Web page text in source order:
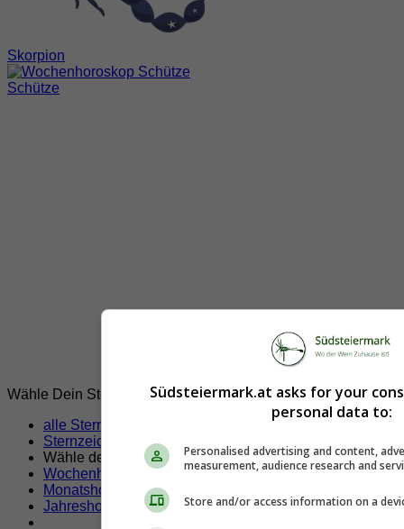
Skorpion
Schütze
Wähle Dein Sternzeichen!
alle Sternzeichen
Sternzeichen Krebs
Wähle dein Horoskop
Wochenhoroskop Krebs
Monatshoroskop Krebs
Jahreshoroskop Krebs
Südsteiermark.at asks for your
personal data to:
Personalised advertising and content,
measurement, audience research and
Store and/or access information on a